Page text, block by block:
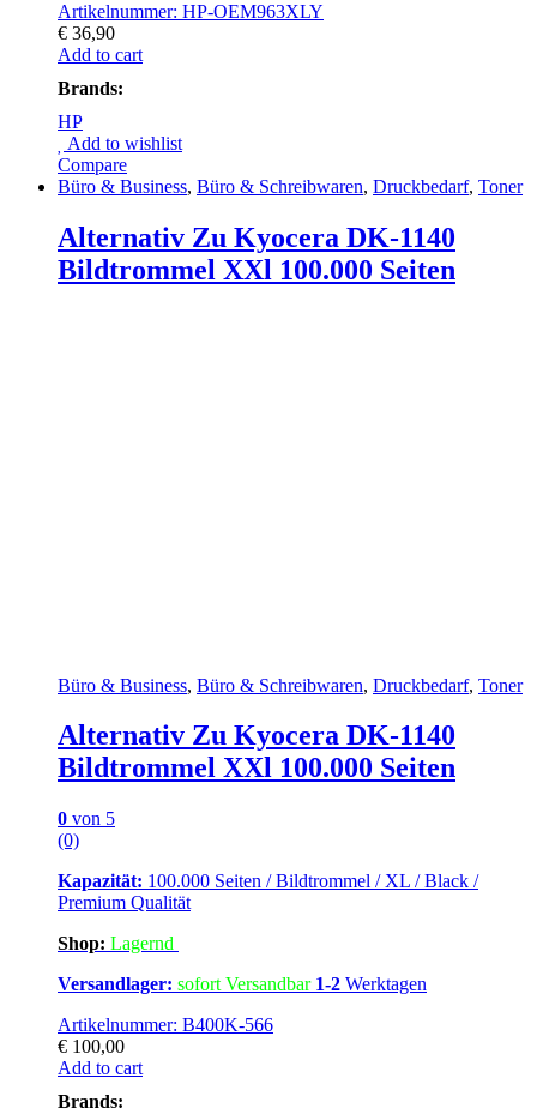
Artikelnummer: HP-OEM963XLY
€ 36,90
Add to cart
Brands:
HP
Add to wishlist
Compare
Büro & Business, Büro & Schreibwaren, Druckbedarf, Toner
Alternativ Zu Kyocera DK-1140
Bildtrommel XXl 100.000 Seiten
Büro & Business, Büro & Schreibwaren, Druckbedarf, Toner
Alternativ Zu Kyocera DK-1140
Bildtrommel XXl 100.000 Seiten
0 von 5
(0)
Kapazität: 100.000 Seiten / Bildtrommel / XL / Black /
Premium Qualität
Shop: Lagernd
Versandlager: sofort Versandbar 1-2 Werktagen
Artikelnummer: B400K-566
€ 100,00
Add to cart
Brands: